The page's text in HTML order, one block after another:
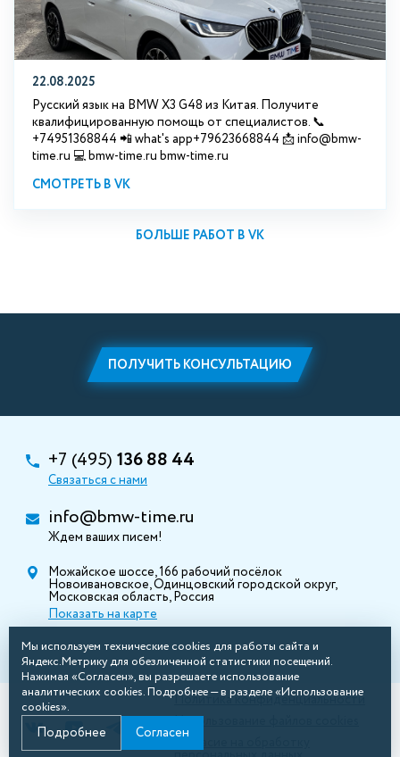
22.08.2025
Русский язык на BMW X3 G48 из Китая. Получите
квалифицированную помощь от специалистов. 📞
+74951368844 📲 what's app+79623668844 📩 info@bmw-
time.ru 💻 bmw-time.ru bmw-time.ru
СМОТРЕТЬ В VK
БОЛЬШЕ РАБОТ В VK
ПОЛУЧИТЬ КОНСУЛЬТАЦИЮ
+7 (495) 136 88 44
Связаться с нами
info@bmw-time.ru
Ждем ваших писем!
Можайское шоссе, 166 рабочий посёлок
Новоивановское, Одинцовский городской округ,
Московская область, Россия
Показать на карте
Политика конфиденциальности
Использование файлов cookies
Мы используем технические cookies для работы сайта и
Яндекс.Метрику для обезличенной статистики посещений.
Нажимая «Согласен», вы разрешаете использование
аналитических cookies. Подробнее — в разделе «Использование
cookies».
Подробнее Согласен